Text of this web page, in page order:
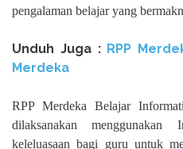
pengalaman belajar yang
Unduh Juga : RPP
Merdeka
RPP Merdeka Belajar
dilaksanakan menggunakan
keleluasaan bagi guru untuk